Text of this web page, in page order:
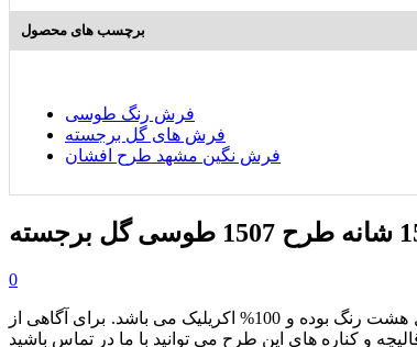
برچسب های محصول
فرش رنگ طوسی
فرش های گل برجسته
فرش نگین مشهد طرح افشان
0
از مجموعه محصولات 1500 شانه گلبرجسته بوده که دارای تراکم طولی 4500 می باشد. این محصول هشت رنگ بوده و 100% اکریلیک می باشد. برای آگاهی از